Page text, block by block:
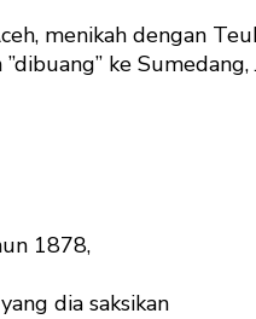
menikah dengan
ke
1878,
dia saksikan